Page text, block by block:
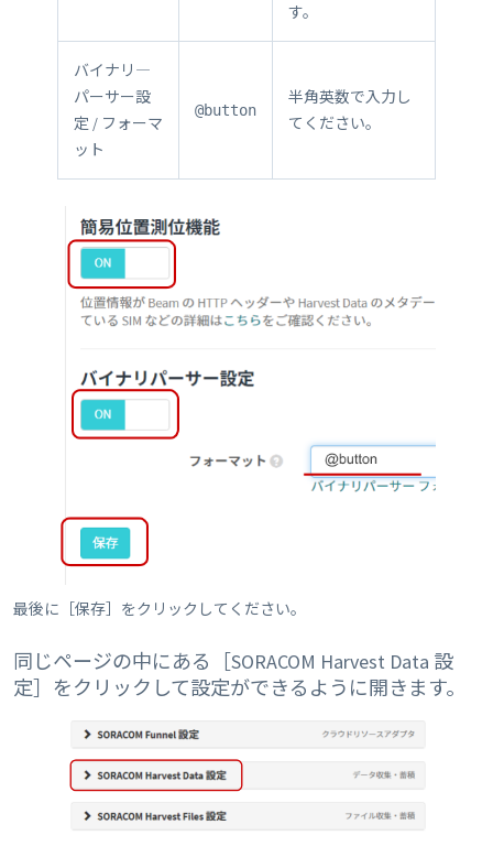
す。
バイナリ―
パーサー設
定 / フォーマ
ット
@button
半角英数で入力し
てください。
最後に［保存］をクリックしてください。
同じページの中にある［SORACOM Harvest Data 設
定］をクリックして設定ができるように開きます。